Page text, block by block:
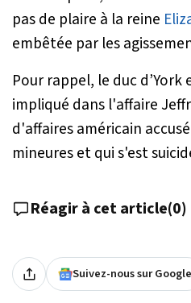
pas de plaire à la reine
embêtée par les
Pour rappel, le duc
impliqué dans l'affaire
d'affaires américain
mineures et qui s'est
Réagir à cet article(0)
Suivez-nous sur Google